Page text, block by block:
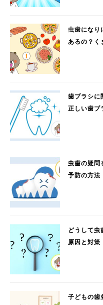
虫歯になり
あるの？
歯ブラシに
正しい歯
虫歯の疑問
予防の方法
どうして虫
原因と対策
子どもの歯